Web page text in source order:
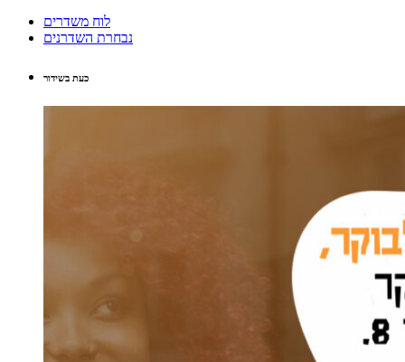
לוח משדרים
נבחרת השדרנים
כעת בשידור